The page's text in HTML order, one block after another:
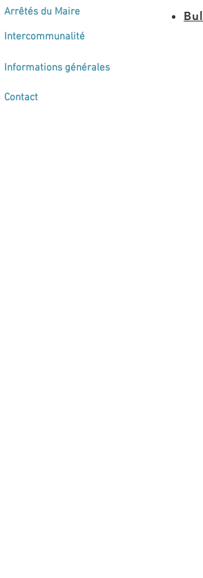
Intercommunalité
Arrêtés du Maire
Informations générales
Contact